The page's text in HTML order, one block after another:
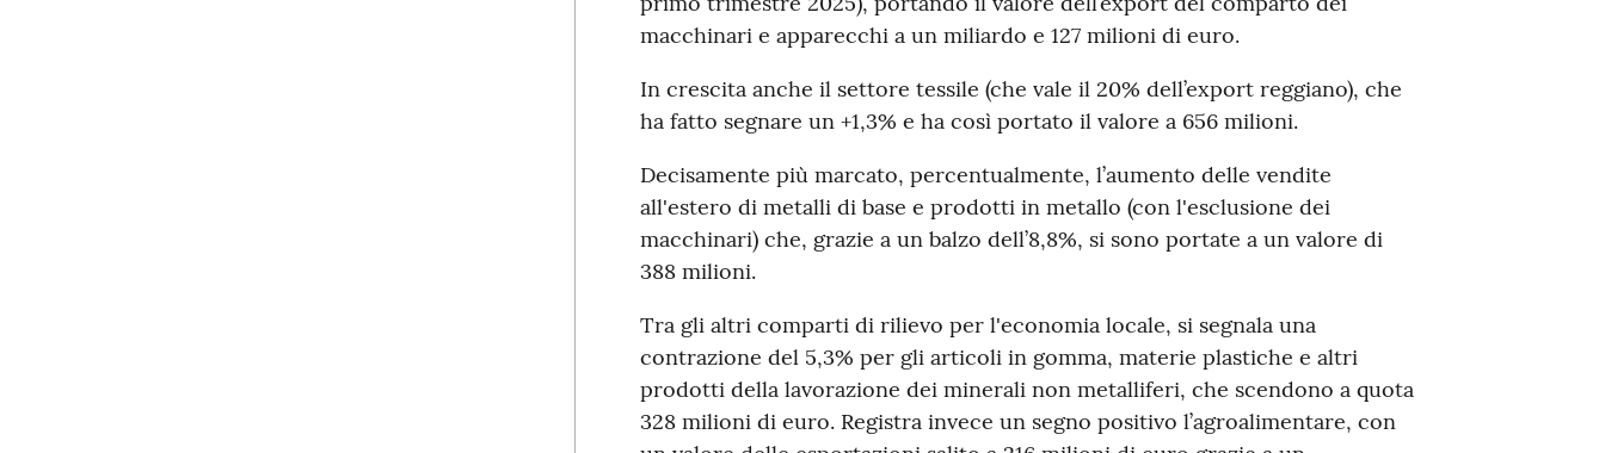
macchinari e apparecchi a un miliardo e 127 milioni di euro.
In crescita anche il settore tessile (che vale il 20% dell’export reggiano), che
ha fatto segnare un +1,3% e ha così portato il valore a 656 milioni.
Decisamente più marcato, percentualmente, l’aumento delle vendite
all'estero di metalli di base e prodotti in metallo (con l'esclusione dei
macchinari) che, grazie a un balzo dell’8,8%, si sono portate a un valore di
388 milioni.
Tra gli altri comparti di rilievo per l'economia locale, si segnala una
contrazione del 5,3% per gli articoli in gomma, materie plastiche e altri
prodotti della lavorazione dei minerali non metalliferi, che scendono a quota
328 milioni di euro. Registra invece un segno positivo l’agroalimentare, con